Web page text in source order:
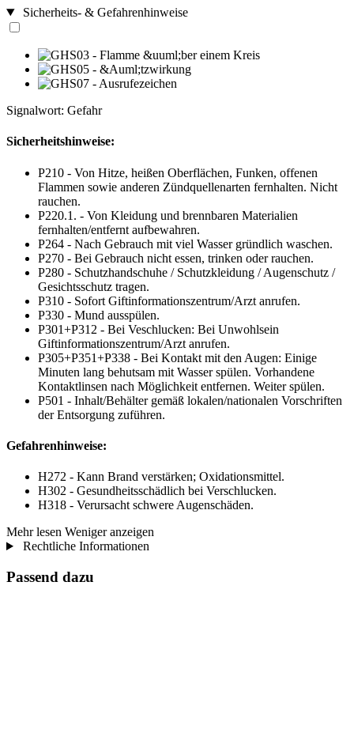
Sicherheits- & Gefahrenhinweise
Signalwort: Gefahr
Sicherheitshinweise:
P210 - Von Hitze, heißen Oberflächen, Funken, offenen
Flammen sowie anderen Zündquellenarten fernhalten. Nicht
rauchen.
P220.1. - Von Kleidung und brennbaren Materialien
fernhalten/entfernt aufbewahren.
P264 - Nach Gebrauch mit viel Wasser gründlich waschen.
P270 - Bei Gebrauch nicht essen, trinken oder rauchen.
P280 - Schutzhandschuhe / Schutzkleidung / Augenschutz /
Gesichtsschutz tragen.
P310 - Sofort Giftinformationszentrum/Arzt anrufen.
P330 - Mund ausspülen.
P301+P312 - Bei Veschlucken: Bei Unwohlsein
Giftinformationszentrum/Arzt anrufen.
P305+P351+P338 - Bei Kontakt mit den Augen: Einige
Minuten lang behutsam mit Wasser spülen. Vorhandene
Kontaktlinsen nach Möglichkeit entfernen. Weiter spülen.
P501 - Inhalt/Behälter gemäß lokalen/nationalen Vorschriften
der Entsorgung zuführen.
Gefahrenhinweise:
H272 - Kann Brand verstärken; Oxidationsmittel.
H302 - Gesundheitsschädlich bei Verschlucken.
H318 - Verursacht schwere Augenschäden.
Mehr lesen Weniger anzeigen
Rechtliche Informationen
Passend dazu